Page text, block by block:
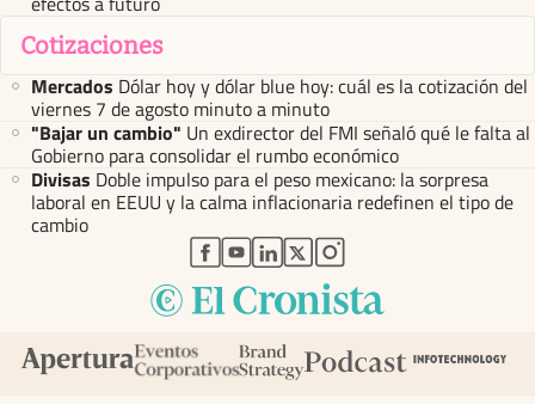
Cotizaciones
Mercados Dólar hoy y dólar blue hoy: cuál es la cotización del
viernes 7 de agosto minuto a minuto
"Bajar un cambio" Un exdirector del FMI señaló qué le falta al
Gobierno para consolidar el rumbo económico
Divisas Doble impulso para el peso mexicano: la sorpresa
laboral en EEUU y la calma inflacionaria redefinen el tipo de
cambio
abre en nueva pestaña
abre en nueva pestaña
abre en nueva pestaña
abre en nueva pestaña
abre en nueva pestaña